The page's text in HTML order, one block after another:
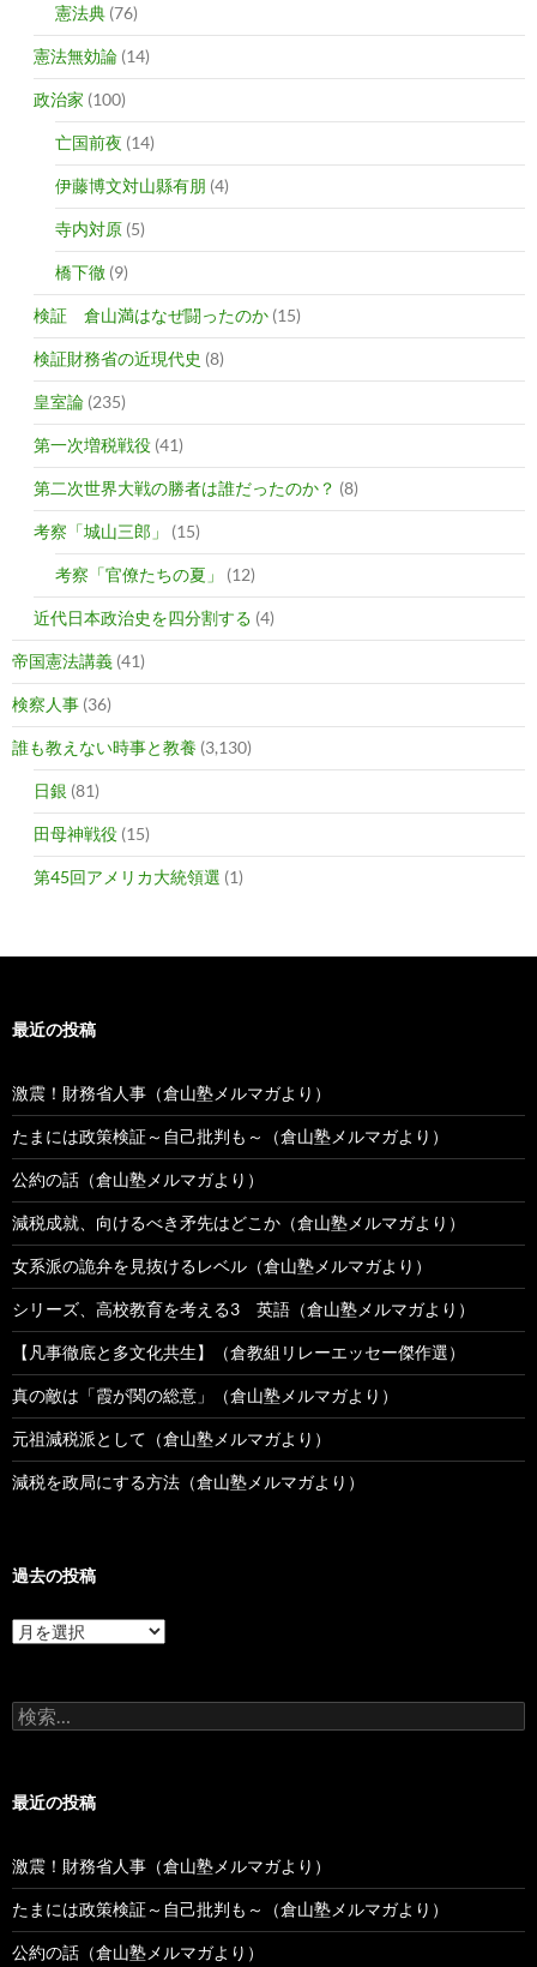
憲法典 (76)
憲法無効論 (14)
政治家 (100)
亡国前夜 (14)
伊藤博文対山縣有朋 (4)
寺内対原 (5)
橋下徹 (9)
検証 倉山満はなぜ闘ったのか (15)
検証財務省の近現代史 (8)
皇室論 (235)
第一次増税戦役 (41)
第二次世界大戦の勝者は誰だったのか？ (8)
考察「城山三郎」 (15)
考察「官僚たちの夏」 (12)
近代日本政治史を四分割する (4)
帝国憲法講義 (41)
検察人事 (36)
誰も教えない時事と教養 (3,130)
日銀 (81)
田母神戦役 (15)
第45回アメリカ大統領選 (1)
最近の投稿
激震！財務省人事（倉山塾メルマガより）
たまには政策検証～自己批判も～（倉山塾メルマガより）
公約の話（倉山塾メルマガより）
減税成就、向けるべき矛先はどこか（倉山塾メルマガより）
女系派の詭弁を見抜けるレベル（倉山塾メルマガより）
シリーズ、高校教育を考える3 英語（倉山塾メルマガより）
【凡事徹底と多文化共生】（倉教組リレーエッセー傑作選）
真の敵は「霞が関の総意」（倉山塾メルマガより）
元祖減税派として（倉山塾メルマガより）
減税を政局にする方法（倉山塾メルマガより）
過去の投稿
過
去
稿
検
索:
最近の投稿
激震！財務省人事（倉山塾メルマガより）
たまには政策検証～自己批判も～（倉山塾メルマガより）
公約の話（倉山塾メルマガより）